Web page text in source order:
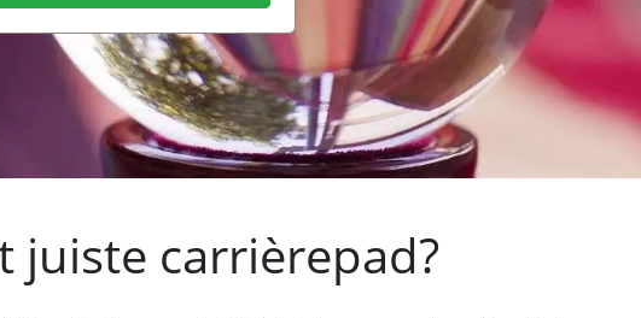
juiste carrièrepad?